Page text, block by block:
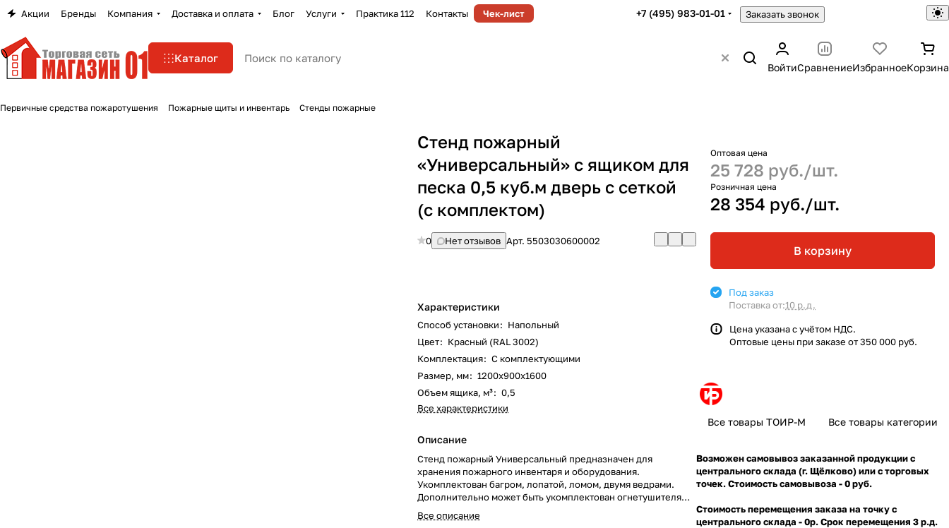
Акции Бренды Компания Доставка и оплата Блог Услуги Практика 112 Контакты Чек-лист +7 (495) 983-01-01 Заказать звонок
Каталог
ВойтиСравнениеИзбранноеКорзина
Первичные средства пожаротушения Пожарные щиты и инвентарь Стенды пожарные
Стенд пожарный
«Универсальный» с ящиком для
песка 0,5 куб.м дверь с сеткой
(с комплектом)
0 Нет отзывов Арт. 5503030600002
Характеристики
Способ установки: Напольный
Цвет: Красный (RAL 3002)
Комплектация: С комплектующими
Размер, мм: 1200х900х1600
Объем ящика, м³: 0,5
Все характеристики
Описание
Стенд пожарный Универсальный предназначен для
хранения пожарного инвентаря и оборудования.
Укомплектован багром, лопатой, ломом, двумя ведрами.
Дополнительно может быть укомплектован огнетушителями
и подставками.
Все описание
Оптовая цена
25 728 руб./шт.
Розничная цена
28 354 руб./шт.
В корзину
Под заказ
Поставка от:10 р.д.
Цена указана с учётом НДС.
Оптовые цены при заказе от 350 000 руб.
Все товары ТОИР-М Все товары категории
Возможен самовывоз заказанной продукции с
центрального склада (г. Щёлково) или с торговых
точек. Стоимость самовывоза - 0 руб.
Стоимость перемещения заказа на точку с
центрального склада - 0р. Срок перемещения 3 р.д.